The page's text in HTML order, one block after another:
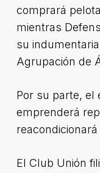
comprará
mientras
su
Agrupación de
Por su parte, el
emprenderá
El Club Unión